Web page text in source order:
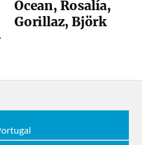
Ocean, Rosalía,
Gorillaz, Björk